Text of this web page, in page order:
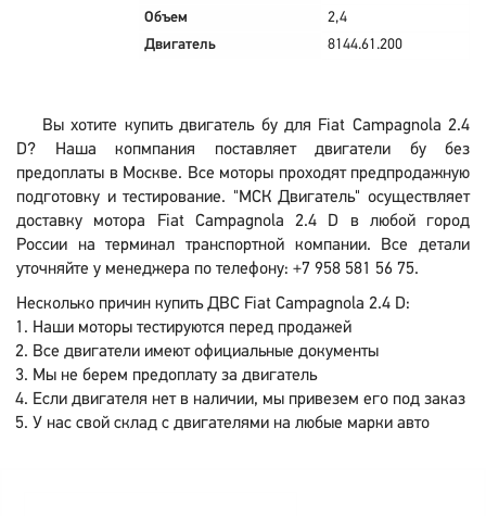
Объем
2,4
Двигатель
8144.61.200
Вы хотите купить двигатель бу для Fiat Campagnola 2.4
D? Наша копмпания поставляет двигатели бу без
предоплаты в Москве. Все моторы проходят предпродажную
подготовку и тестирование. "МСК Двигатель" осуществляет
доставку мотора Fiat Campagnola 2.4 D в любой город
России на терминал транспортной компании. Все детали
уточняйте у менеджера по телефону: +7 958 581 56 75.
Несколько причин купить ДВС Fiat Campagnola 2.4 D:
Наши моторы тестируются перед продажей
Все двигатели имеют официальные документы
Мы не берем предоплату за двигатель
Если двигателя нет в наличии, мы привезем его под заказ
У нас свой склад с двигателями на любые марки авто